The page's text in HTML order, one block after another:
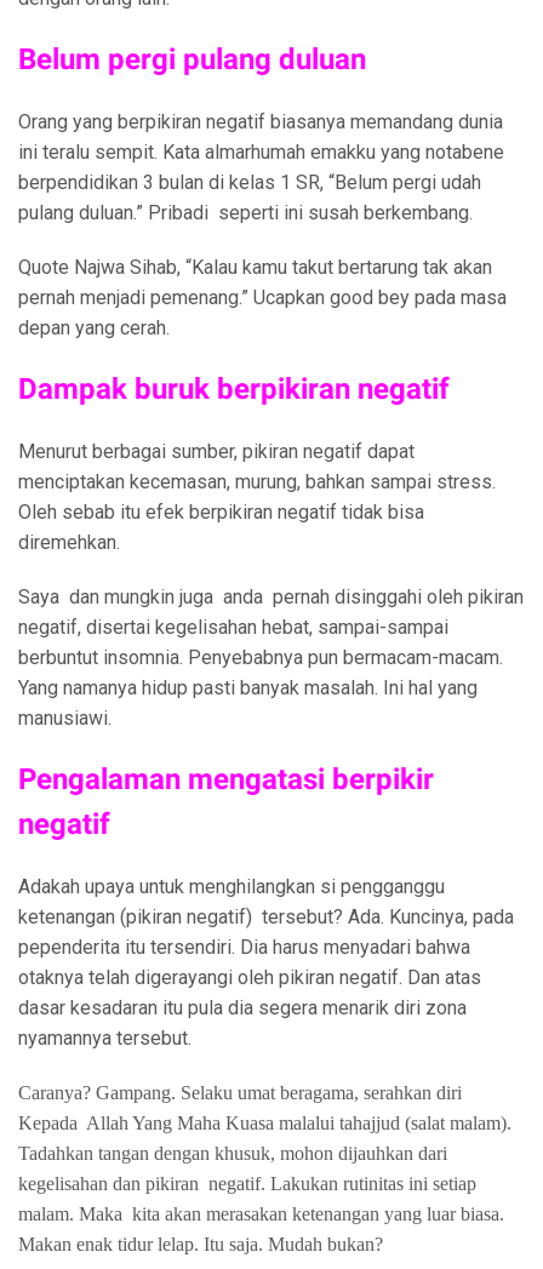
Belum pergi pulang duluan
Orang yang berpikiran negatif biasanya memandang dunia
ini teralu sempit. Kata almarhumah emakku yang notabene
berpendidikan 3 bulan di kelas 1 SR, “Belum pergi udah
pulang duluan.” Pribadi seperti ini susah berkembang.
Quote Najwa Sihab, “Kalau kamu takut bertarung tak akan
pernah menjadi pemenang.” Ucapkan good bey pada masa
depan yang cerah.
Dampak buruk berpikiran negatif
Menurut berbagai sumber, pikiran negatif dapat
menciptakan kecemasan, murung, bahkan sampai stress.
Oleh sebab itu efek berpikiran negatif tidak bisa
diremehkan.
Saya dan mungkin juga anda pernah disinggahi oleh pikiran
negatif, disertai kegelisahan hebat, sampai-sampai
berbuntut insomnia. Penyebabnya pun bermacam-macam.
Yang namanya hidup pasti banyak masalah. Ini hal yang
manusiawi.
Pengalaman mengatasi berpikir
negatif
Adakah upaya untuk menghilangkan si pengganggu
ketenangan (pikiran negatif) tersebut? Ada. Kuncinya, pada
pependerita itu tersendiri. Dia harus menyadari bahwa
otaknya telah digerayangi oleh pikiran negatif. Dan atas
dasar kesadaran itu pula dia segera menarik diri zona
nyamannya tersebut.
Caranya? Gampang. Selaku umat beragama, serahkan diri
Kepada Allah Yang Maha Kuasa malalui tahajjud (salat malam).
Tadahkan tangan dengan khusuk, mohon dijauhkan dari
kegelisahan dan pikiran negatif. Lakukan rutinitas ini setiap
malam. Maka kita akan merasakan ketenangan yang luar biasa.
Makan enak tidur lelap. Itu saja. Mudah bukan?